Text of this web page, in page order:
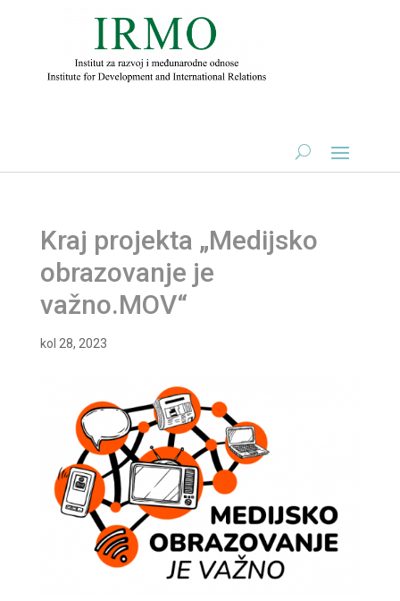
Kraj projekta „Medijsko
obrazovanje je
važno.MOV“
kol 28, 2023